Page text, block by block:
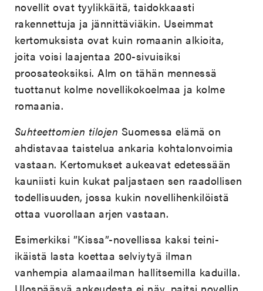
novellit ovat tyylikkäitä, taidokkaasti
rakennettuja ja jännittäviäkin. Useimmat
kertomuksista ovat kuin romaanin alkioita,
joita voisi laajentaa 200-sivuisiksi
proosateoksiksi. Alm on tähän mennessä
tuottanut kolme novellikokoelmaa ja kolme
romaania.
Suhteettomien tilojen Suomessa elämä on
ahdistavaa taistelua ankaria kohtalonvoimia
vastaan. Kertomukset aukeavat edetessään
kauniisti kuin kukat paljastaen sen raadollisen
todellisuuden, jossa kukin novellihenkilöistä
ottaa vuorollaan arjen vastaan.
Esimerkiksi ”Kissa”-novellissa kaksi teini-
ikäistä lasta koettaa selviytyä ilman
vanhempia alamaailman hallitsemilla kaduilla.